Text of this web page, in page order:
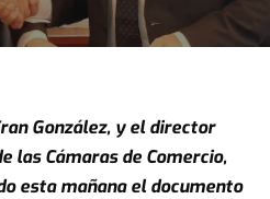
González, y el director
las Cámaras de Comercio,
esta mañana el documento